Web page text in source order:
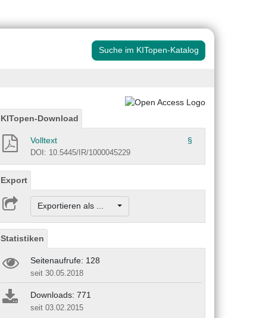
Suche im KITopen-Katalog
KITopen-Download
Volltext §
DOI: 10.5445/IR/1000045229
Export
Exportieren als ...
Statistiken
Seitenaufrufe: 128
seit 30.05.2018
Downloads: 771
seit 03.02.2015